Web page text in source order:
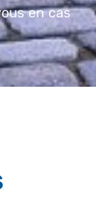
en cas